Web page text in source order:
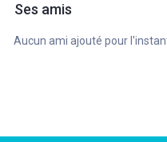
Ses amis
Aucun ami ajouté pour